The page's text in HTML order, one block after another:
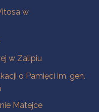
w
w Zalipiu
o Pamięci im. gen.
Matejce